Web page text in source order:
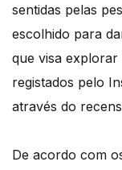
sentidas pelas
escolhido para
que visa
registados pelo
através do
De acordo com